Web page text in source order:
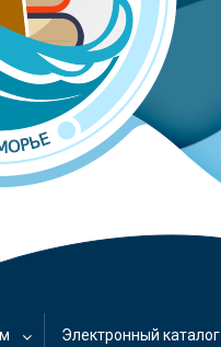
Электронный каталог